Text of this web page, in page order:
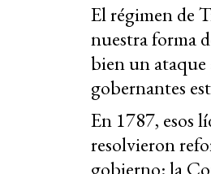
El régimen de
nuestra forma
bien un
gobernantes
En 1787, esos
resolvieron
gobierno: la